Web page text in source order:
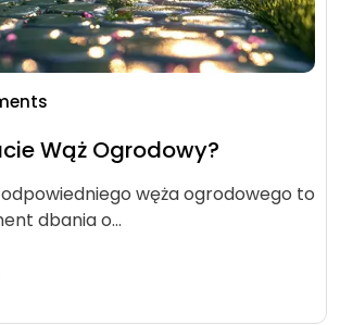
Wąż Ogrodowy?
węża ogrodowego to
dbania o…